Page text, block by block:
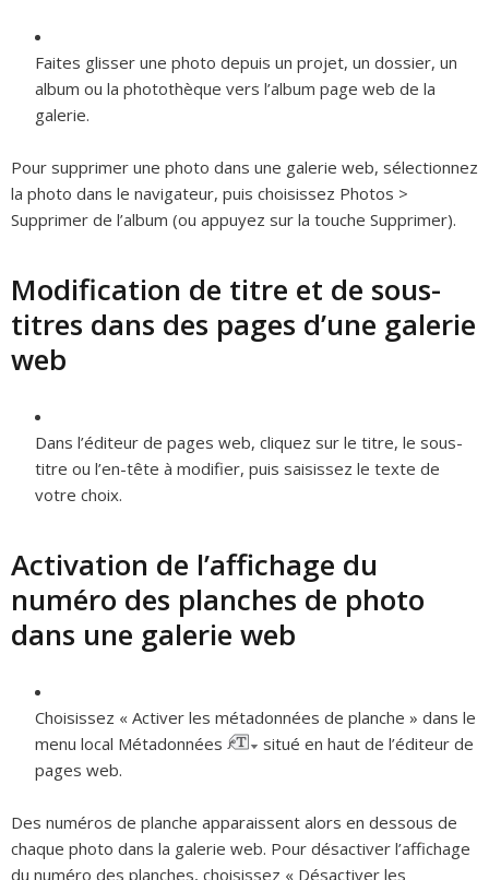
Faites glisser une photo depuis un projet, un dossier, un
album ou la photothèque vers l’album page web de la
galerie.
Pour supprimer une photo dans une galerie web, sélectionnez
la photo dans le navigateur, puis choisissez Photos >
Supprimer de l’album (ou appuyez sur la touche Supprimer).
Modification de titre et de sous-
titres dans des pages d’une galerie
web
Dans l’éditeur de pages web, cliquez sur le titre, le sous-
titre ou l’en-tête à modifier, puis saisissez le texte de
votre choix.
Activation de l’affichage du
numéro des planches de photo
dans une galerie web
Choisissez « Activer les métadonnées de planche » dans le
menu local Métadonnées
situé en haut de l’éditeur de
pages web.
Des numéros de planche apparaissent alors en dessous de
chaque photo dans la galerie web. Pour désactiver l’affichage
du numéro des planches, choisissez « Désactiver les